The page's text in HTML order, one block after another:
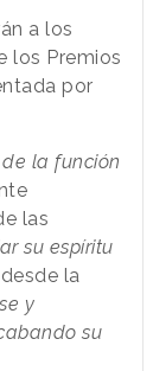
a los
los Premios
por
la función
las
su espíritu
desde la
y
su